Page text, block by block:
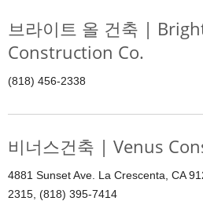
브라이트 올 건축 |
Construction Co.
(818) 456-2338
비너스건축 | Venus
4881 Sunset Ave. La Crescenta, CA
2315, (818) 395-7414